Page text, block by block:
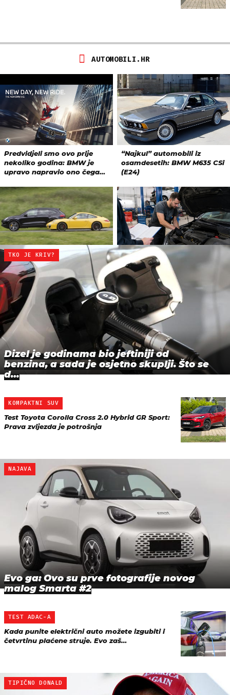
TKO JE KRIV?
Dizel je godinama bio jeftiniji od
benzina, a sada je osjetno skuplji. Što se
d…
KOMPAKTNI SUV
Test Toyota Corolla Cross 2.0 Hybrid GR Sport:
Prava zvijezda je potrošnja
NAJAVA
Evo ga: Ovo su prve fotografije novog
malog Smarta #2
TEST ADAC-A
Kada punite električni auto možete izgubiti i
četvrtinu plaćene struje. Evo zaš…
TIPIČNO DONALD